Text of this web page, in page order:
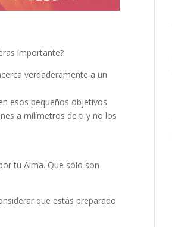
importante?
verdaderamente a un
esos pequeños objetivos
a milímetros de ti y no los
tu Alma. Que sólo son
que estás preparado